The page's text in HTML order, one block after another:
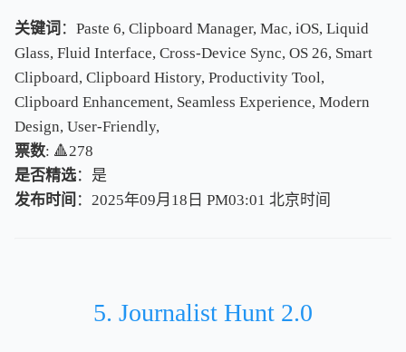
关键词 ：Paste 6, Clipboard Manager, Mac, iOS, Liquid
Glass, Fluid Interface, Cross-Device Sync, OS 26, Smart
Clipboard, Clipboard History, Productivity Tool,
Clipboard Enhancement, Seamless Experience, Modern
Design, User-Friendly,
票数: 🔺278
是否精选：是
发布时间 ：2025年09月18日 PM03:01 北京时间
北京时间
5. Journalist Hunt 2.0